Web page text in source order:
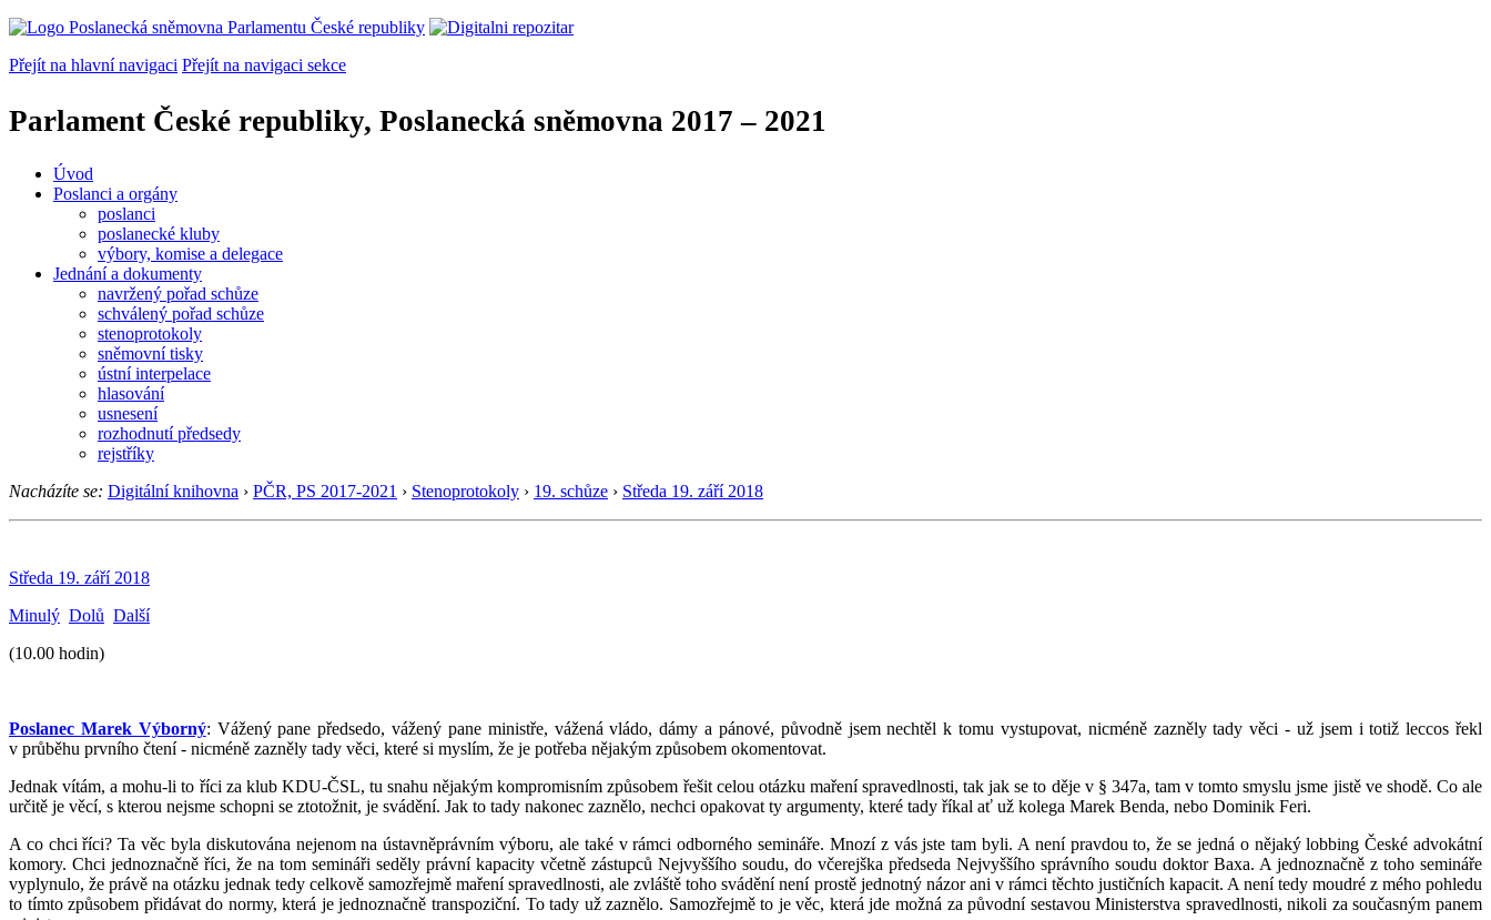
Přejít na hlavní navigaci Přejít na navigaci sekce
Parlament České republiky, Poslanecká sněmovna 2017 – 2021
Úvod
Poslanci a orgány
poslanci
poslanecké kluby
výbory, komise a delegace
Jednání a dokumenty
navržený pořad schůze
schválený pořad schůze
stenoprotokoly
sněmovní tisky
ústní interpelace
hlasování
usnesení
rozhodnutí předsedy
rejstříky
Nacházíte se: Digitální knihovna › PČR, PS 2017-2021 › Stenoprotokoly › 19. schůze › Středa 19. září 2018
Středa 19. září 2018
Minulý Dolů Další
(10.00 hodin)
Poslanec Marek Výborný: Vážený pane předsedo, vážený pane ministře, vážená vládo, dámy a pánové, původně jsem nechtěl k tomu vystupovat, nicméně zazněly tady věci - už jsem i totiž leccos řekl
v průběhu prvního čtení - nicméně zazněly tady věci, které si myslím, že je potřeba nějakým způsobem okomentovat.
Jednak vítám, a mohu-li to říci za klub KDU-ČSL, tu snahu nějakým kompromisním způsobem řešit celou otázku maření spravedlnosti, tak jak se to děje v § 347a, tam v tomto smyslu jsme jistě ve shodě. Co ale
určitě je věcí, s kterou nejsme schopni se ztotožnit, je svádění. Jak to tady nakonec zaznělo, nechci opakovat ty argumenty, které tady říkal ať už kolega Marek Benda, nebo Dominik Feri.
A co chci říci? Ta věc byla diskutována nejenom na ústavněprávním výboru, ale také v rámci odborného semináře. Mnozí z vás jste tam byli. A není pravdou to, že se jedná o nějaký lobbing České advokátní
komory. Chci jednoznačně říci, že na tom semináři seděly právní kapacity včetně zástupců Nejvyššího soudu, do včerejška předseda Nejvyššího správního soudu doktor Baxa. A jednoznačně z toho semináře
vyplynulo, že právě na otázku jednak tedy celkově samozřejmě maření spravedlnosti, ale zvláště toho svádění není prostě jednotný názor ani v rámci těchto justičních kapacit. A není tedy moudré z mého pohledu
to tímto způsobem přidávat do normy, která je jednoznačně transpoziční. To tady už zaznělo. Samozřejmě to je věc, která jde možná za původní sestavou Ministerstva spravedlnosti, nikoli za současným panem